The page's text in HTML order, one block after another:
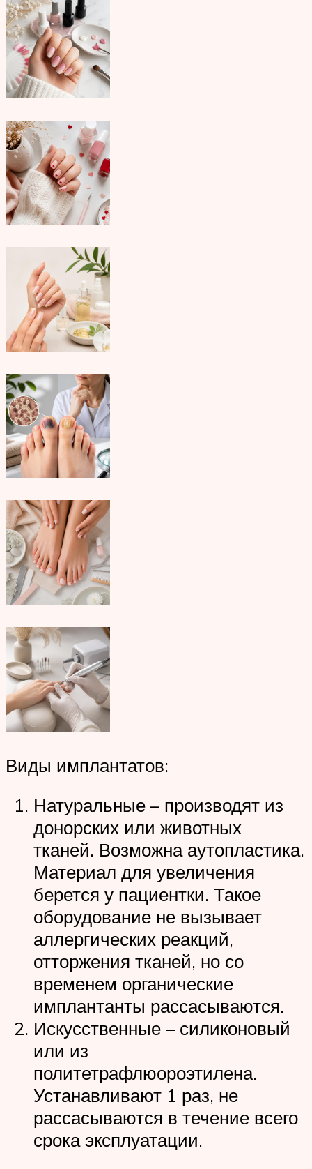
Виды имплантатов:
Натуральные – производят из
донорских или животных
тканей. Возможна аутопластика.
Материал для увеличения
берется у пациентки. Такое
оборудование не вызывает
аллергических реакций,
отторжения тканей, но со
временем органические
имплантанты рассасываются.
Искусственные – силиконовый
или из
политетрафлюороэтилена.
Устанавливают 1 раз, не
рассасываются в течение всего
срока эксплуатации.